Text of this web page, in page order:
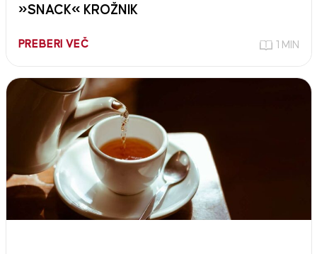
»SNACK« KROŽNIK
PREBERI VEČ 1 MIN